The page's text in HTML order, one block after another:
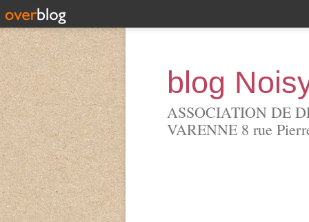
blog
ASSOCIATION DE
VARENNE 8 rue